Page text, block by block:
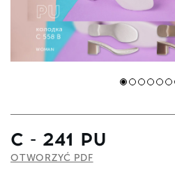
C - 241 PU
OTWORZYĆ PDF